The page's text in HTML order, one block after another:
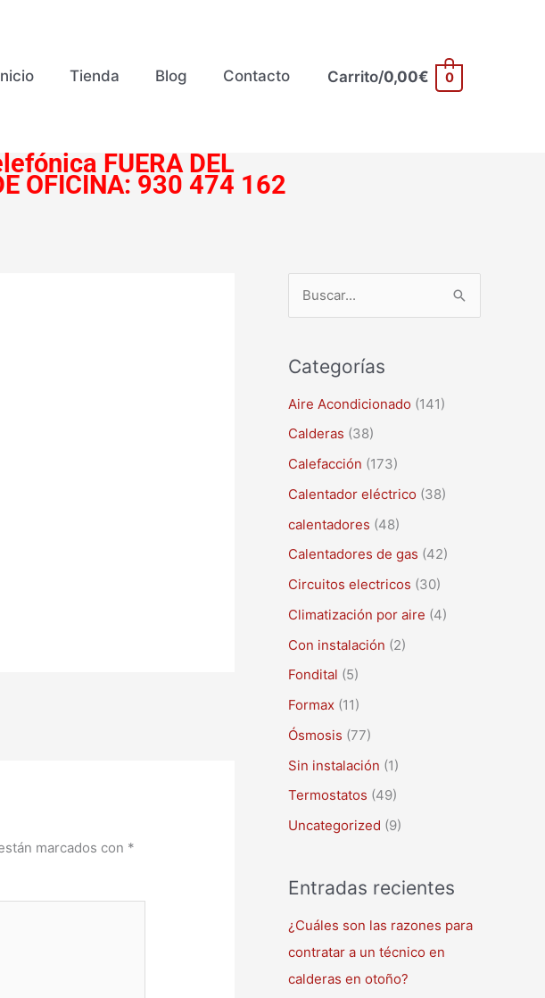
Tienda Blog Contacto Carrito/0,00€ 0
FUERA DEL
OFICINA: 930 474 162
marcados con *
c
a
r
p
o
Categorías
Aire Acondicionado (141)
Calderas (38)
Calefacción (173)
Calentador eléctrico (38)
calentadores (48)
Calentadores de gas (42)
Circuitos electricos (30)
Climatización por aire (4)
Con instalación (2)
Fondital (5)
Formax (11)
Ósmosis (77)
Sin instalación (1)
Termostatos (49)
Uncategorized (9)
Entradas recientes
¿Cuáles son las razones para
contratar a un técnico en
calderas en otoño?